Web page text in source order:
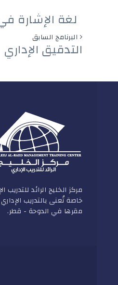
لغة الإشارة
البرنامج السابق
التدقيق الإداري
مركز الخليج الرائد
خاصة تُعنى بالتدريب
مقرها في الدوحة - قطر.